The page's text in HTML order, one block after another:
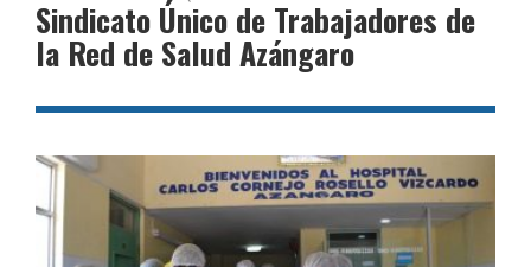
Sindicato Único de Trabajadores de
la Red de Salud Azángaro